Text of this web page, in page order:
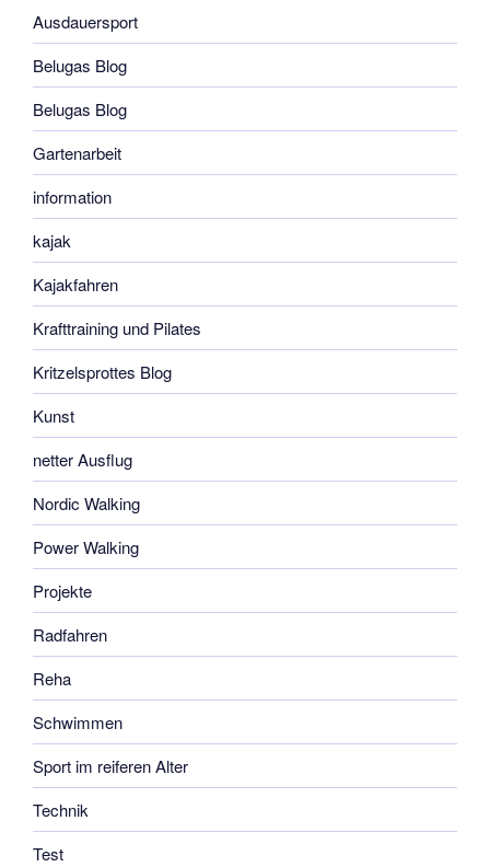
Ausdauersport
Belugas Blog
Belugas Blog
Gartenarbeit
information
kajak
Kajakfahren
Krafttraining und Pilates
Kritzelsprottes Blog
Kunst
netter Ausflug
Nordic Walking
Power Walking
Projekte
Radfahren
Reha
Schwimmen
Sport im reiferen Alter
Technik
Test